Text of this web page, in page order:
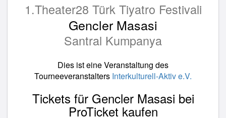
1.Theater28 Türk Tiyatro Festivali
Gencler Masasi
Santral Kumpanya
Dies ist eine Veranstaltung des
Tourneeveranstalters Interkulturell-Aktiv e.V.
Tickets für Gencler Masasi bei
ProTicket kaufen